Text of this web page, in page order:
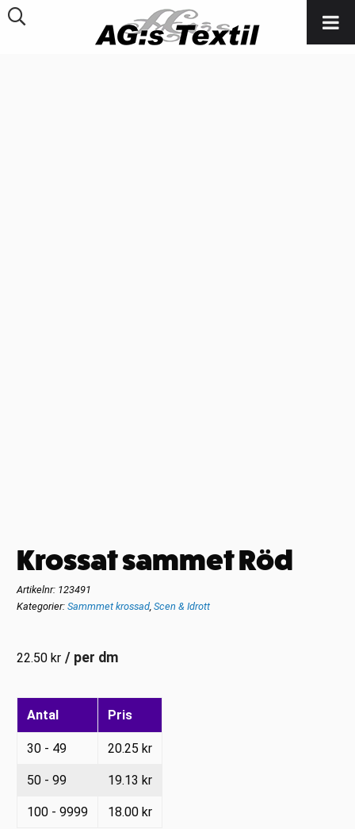
Krossat sammet Röd
Artikelnr: 123491
Kategorier:Sammmet krossad ,Scen & Idrott
22.50kr / per dm
Antal Pris
30 - 49 20.25kr
50 - 99 19.13kr
100 - 9999 18.00kr